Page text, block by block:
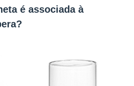
é associada à